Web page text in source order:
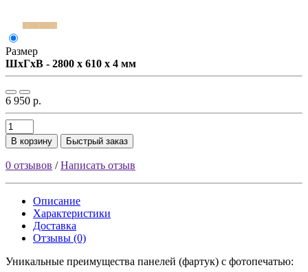
Размер
ШxГxВ - 2800 x 610 x 4 мм
6 950 р.
В корзину Быстрый заказ
0 отзывов /Написать отзыв
Описание
Характеристики
Доставка
Отзывы (0)
Уникальные преимущества панелей (фартук) с фотопечатью: